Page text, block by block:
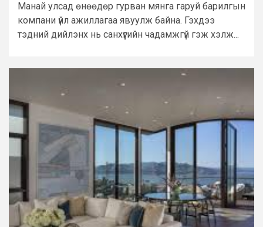
Манай улсад өнөөдөр гурван мянга гаруй барилгын
компани үйл ажиллагаа явуулж байна. Гэхдээ
тэдний дийлэнх нь санхүүгийн чадамжгүй гэж хэлж...